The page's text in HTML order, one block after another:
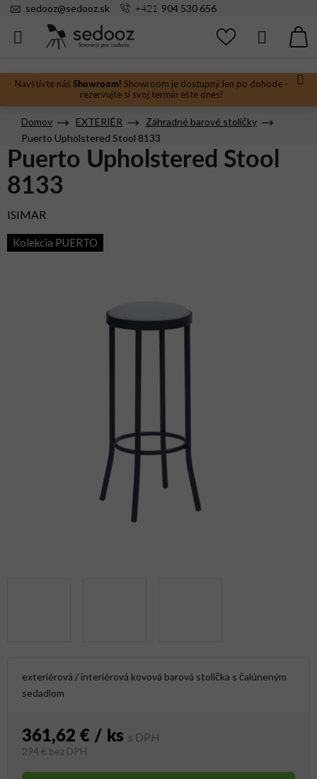
Prejsť
Navštívte náš Showroom! Showroom je dostupný len po dohode -
rezervujte si svoj termín ešte dnes!
sedooz@sedooz.sk +421 904 530 656
Hľadať
Domov EXTERIÉR
Záhradné barové stoličky
Puerto Upholstered Stool 8133
exteriérová / interiérová kovová barová stolička s čalúneným
sedadlom
361,62 € / ks
294 € bez DPH
Puerto Upholstered Stool
8133
ISIMAR
Kolekcia PUERTO